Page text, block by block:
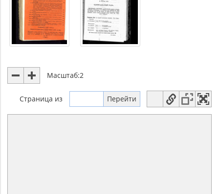
Масштаб:2
Страница из